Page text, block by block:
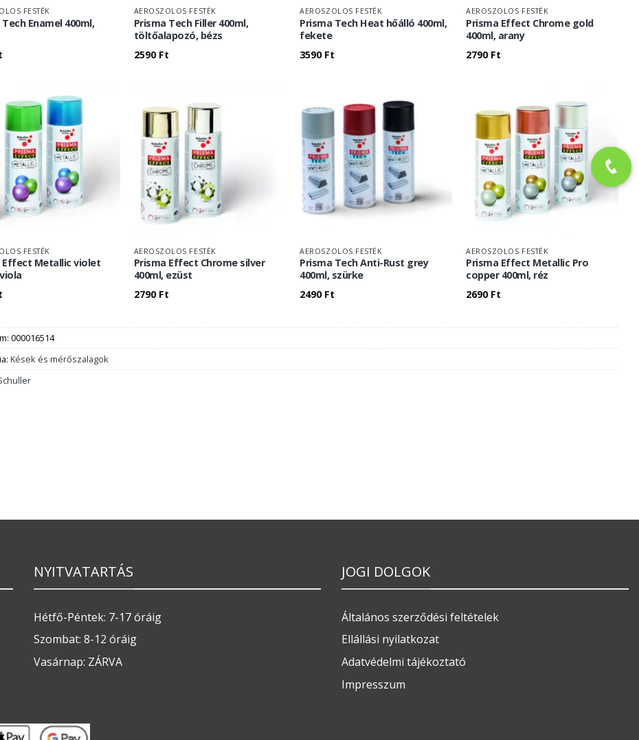
FESTÉK
Enamel 400ml,
AEROSZOLOS FESTÉK
Prisma Tech Filler 400ml,
töltőalapozó, bézs
2590 Ft
AEROSZOLOS FESTÉK
Prisma Tech Heat hőálló 400ml,
fekete
3590 Ft
AEROSZOLOS FESTÉK
Prisma Effect Chrome gold
400ml, arany
2790 Ft
FESTÉK
Effect Metallic violet
AEROSZOLOS FESTÉK
Prisma Effect Chrome silver
400ml, ezüst
2790 Ft
AEROSZOLOS FESTÉK
Prisma Tech Anti-Rust grey
400ml, szürke
2490 Ft
AEROSZOLOS FESTÉK
Prisma Effect Metallic Pro
copper 400ml, réz
2690 Ft
000016514
Kések és mérőszalagok
NYITVATARTÁS
Hétfő-Péntek: 7-17 óráig
Szombat: 8-12 óráig
Vasárnap: ZÁRVA
JOGI DOLGOK
Általános szerződési feltételek
Ellállási nyilatkozat
Adatvédelmi tájékoztató
Impresszum